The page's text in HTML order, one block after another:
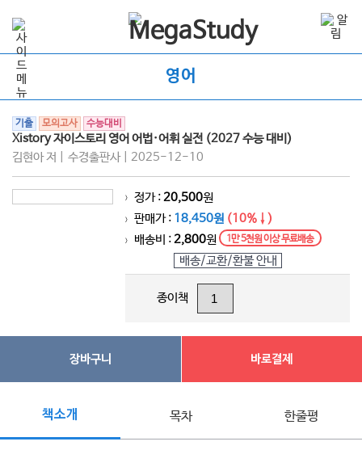
영어
기출 모의고사 수능대비
Xistory 자이스토리 영어 어법·어휘 실전 (2027 수능 대비)
김현아 저 | 수경출판사 | 2025-12-10
> 정가 :20,500원
> 판매가 : 18,450원 (10%↓)
> 배송비 :2,800원 1만 5천원 이상 무료배송
배송/교환/환불 안내
종이책
장바구니 바로결제
책소개 목차 한줄평